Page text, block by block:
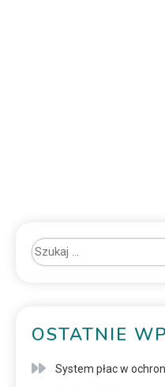
OSTATNIE
System płac w